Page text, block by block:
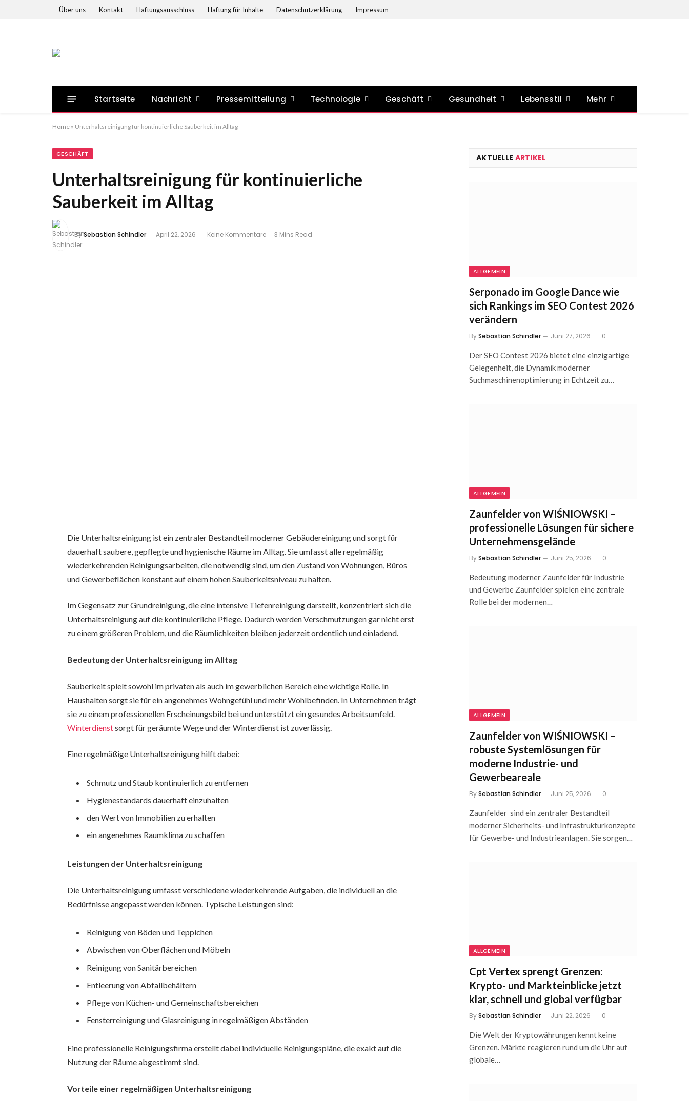
Über uns Kontakt Haftungsausschluss Haftung für Inhalte Datenschutzerklärung Impressum
Startseite Nachricht Pressemitteilung Technologie Geschäft Gesundheit Lebensstil Mehr
Home » Unterhaltsreinigung für kontinuierliche Sauberkeit im Alltag
GESCHÄFT
Unterhaltsreinigung für kontinuierliche
Sauberkeit im Alltag
BySebastian Schindler April 22, 2026 Keine Kommentare 3 Mins Read
Die Unterhaltsreinigung ist ein zentraler Bestandteil moderner Gebäudereinigung und sorgt für
dauerhaft saubere, gepflegte und hygienische Räume im Alltag. Sie umfasst alle regelmäßig
wiederkehrenden Reinigungsarbeiten, die notwendig sind, um den Zustand von Wohnungen, Büros
und Gewerbeflächen konstant auf einem hohen Sauberkeitsniveau zu halten.
Im Gegensatz zur Grundreinigung, die eine intensive Tiefenreinigung darstellt, konzentriert sich die
Unterhaltsreinigung auf die kontinuierliche Pflege. Dadurch werden Verschmutzungen gar nicht erst
zu einem größeren Problem, und die Räumlichkeiten bleiben jederzeit ordentlich und einladend.
Bedeutung der Unterhaltsreinigung im Alltag
Sauberkeit spielt sowohl im privaten als auch im gewerblichen Bereich eine wichtige Rolle. In
Haushalten sorgt sie für ein angenehmes Wohngefühl und mehr Wohlbefinden. In Unternehmen trägt
sie zu einem professionellen Erscheinungsbild bei und unterstützt ein gesundes Arbeitsumfeld.
Winterdienstsorgt für geräumte Wege und der Winterdienst ist zuverlässig.
Eine regelmäßige Unterhaltsreinigung hilft dabei:
Schmutz und Staub kontinuierlich zu entfernen
Hygienestandards dauerhaft einzuhalten
den Wert von Immobilien zu erhalten
ein angenehmes Raumklima zu schaffen
Leistungen der Unterhaltsreinigung
Die Unterhaltsreinigung umfasst verschiedene wiederkehrende Aufgaben, die individuell an die
Bedürfnisse angepasst werden können. Typische Leistungen sind:
Reinigung von Böden und Teppichen
Abwischen von Oberflächen und Möbeln
Reinigung von Sanitärbereichen
Entleerung von Abfallbehältern
Pflege von Küchen- und Gemeinschaftsbereichen
Fensterreinigung und Glasreinigung in regelmäßigen Abständen
Eine professionelle Reinigungsfirma erstellt dabei individuelle Reinigungspläne, die exakt auf die
Nutzung der Räume abgestimmt sind.
Vorteile einer regelmäßigen Unterhaltsreinigung
AKTUELLE ARTIKEL
ALLGEMEIN
Serponado im Google Dance wie
sich Rankings im SEO Contest 2026
verändern
BySebastian Schindler Juni 27, 2026 0
Der SEO Contest 2026 bietet eine einzigartige
Gelegenheit, die Dynamik moderner
Suchmaschinenoptimierung in Echtzeit zu…
ALLGEMEIN
Zaunfelder von WIŚNIOWSKI –
professionelle Lösungen für sichere
Unternehmensgelände
BySebastian Schindler Juni 25, 2026 0
Bedeutung moderner Zaunfelder für Industrie
und Gewerbe Zaunfelder spielen eine zentrale
Rolle bei der modernen…
ALLGEMEIN
Zaunfelder von WIŚNIOWSKI –
robuste Systemlösungen für
moderne Industrie- und
Gewerbeareale
BySebastian Schindler Juni 25, 2026 0
Zaunfelder sind ein zentraler Bestandteil
moderner Sicherheits- und Infrastrukturkonzepte
für Gewerbe- und Industrieanlagen. Sie sorgen…
ALLGEMEIN
Cpt Vertex sprengt Grenzen:
Krypto- und Markteinblicke jetzt
klar, schnell und global verfügbar
BySebastian Schindler Juni 22, 2026 0
Die Welt der Kryptowährungen kennt keine
Grenzen. Märkte reagieren rund um die Uhr auf
globale…